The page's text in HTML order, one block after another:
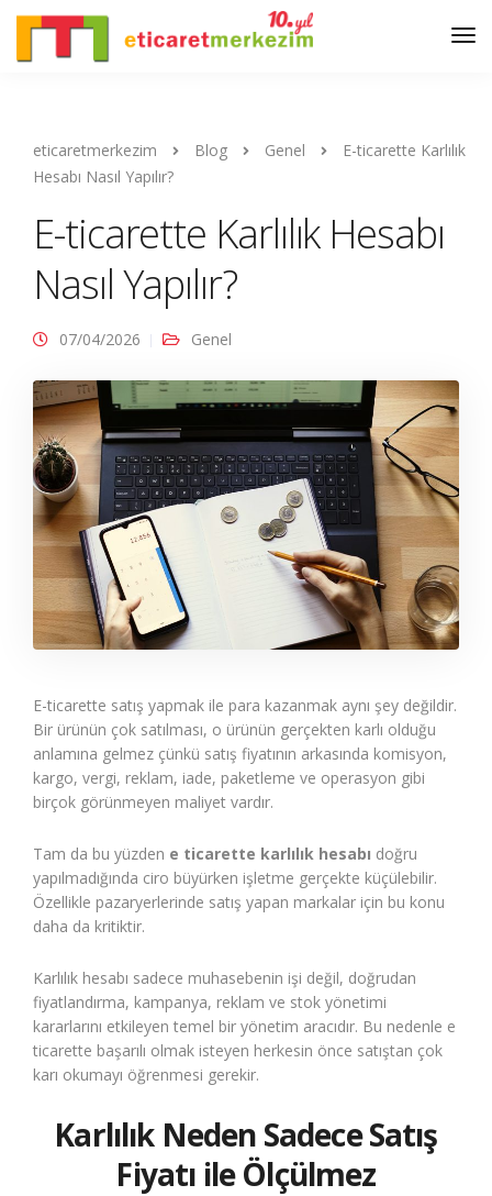
eticaretmerkezim Blog Genel
E-ticarette Karlılık
Hesabı Nasıl Yapılır?
E-ticarette Karlılık Hesabı
Nasıl Yapılır?
07/04/2026 Genel
E-ticarette satış yapmak ile para kazanmak aynı şey değildir.
Bir ürünün çok satılması, o ürünün gerçekten karlı olduğu
anlamına gelmez çünkü satış fiyatının arkasında komisyon,
kargo, vergi, reklam, iade, paketleme ve operasyon gibi
birçok görünmeyen maliyet vardır.
Tam da bu yüzden e ticarette karlılık hesabı doğru
yapılmadığında ciro büyürken işletme gerçekte küçülebilir.
Özellikle pazaryerlerinde satış yapan markalar için bu konu
daha da kritiktir.
Karlılık hesabı sadece muhasebenin işi değil, doğrudan
fiyatlandırma, kampanya, reklam ve stok yönetimi
kararlarını etkileyen temel bir yönetim aracıdır. Bu nedenle e
ticarette başarılı olmak isteyen herkesin önce satıştan çok
karı okumayı öğrenmesi gerekir.
Karlılık Neden Sadece Satış
Fiyatı ile Ölçülmez